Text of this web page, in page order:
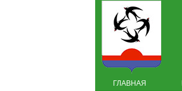
ГЛАВНАЯ